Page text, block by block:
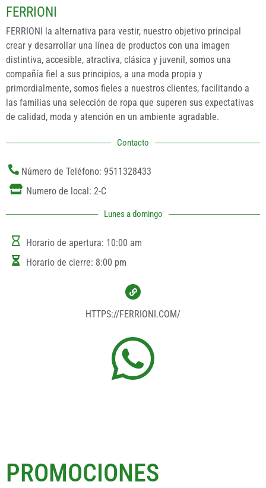
FERRIONI
FERRIONI la alternativa para vestir, nuestro objetivo principal
crear y desarrollar una línea de productos con una imagen
distintiva, accesible, atractiva, clásica y juvenil, somos una
compañía fiel a sus principios, a una moda propia y
primordialmente, somos fieles a nuestros clientes, facilitando a
las familias una selección de ropa que superen sus expectativas
de calidad, moda y atención en un ambiente agradable.
Contacto
Número de Teléfono: 9511328433
Numero de local: 2-C
Lunes a domingo
Horario de apertura: 10:00 am
Horario de cierre: 8:00 pm
HTTPS://FERRIONI.COM/
PROMOCIONES